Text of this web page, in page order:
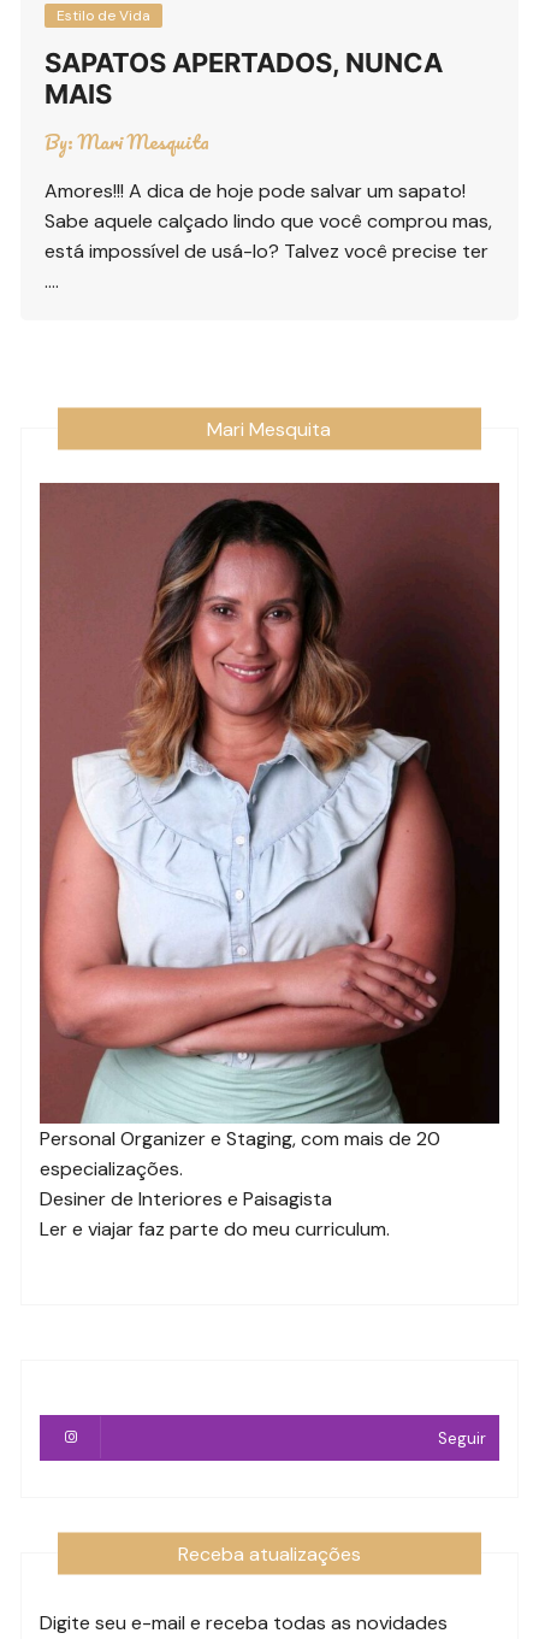
Estilo de Vida
SAPATOS APERTADOS, NUNCA
MAIS
By:Mari Mesquita
Amores!!! A dica de hoje pode salvar um sapato!
Sabe aquele calçado lindo que você comprou mas,
está impossível de usá-lo? Talvez você precise ter
….
Mari Mesquita
Personal Organizer e Staging, com mais de 20
especializações.
Desiner de Interiores e Paisagista
Ler e viajar faz parte do meu curriculum.
Seguir
Receba atualizações
Digite seu e-mail e receba todas as novidades